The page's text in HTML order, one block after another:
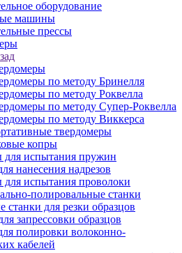
оборудование
машины
прессы
по методу Бринелля
по методу Роквелла
по методу Супер-Роквелла
по методу Виккерса
твердомеры
копры
испытания пружин
нанесения надрезов
испытания проволоки
полировальные станки
станки для резки образцов
запрессовки образцов
полировки волоконно-
кабелей